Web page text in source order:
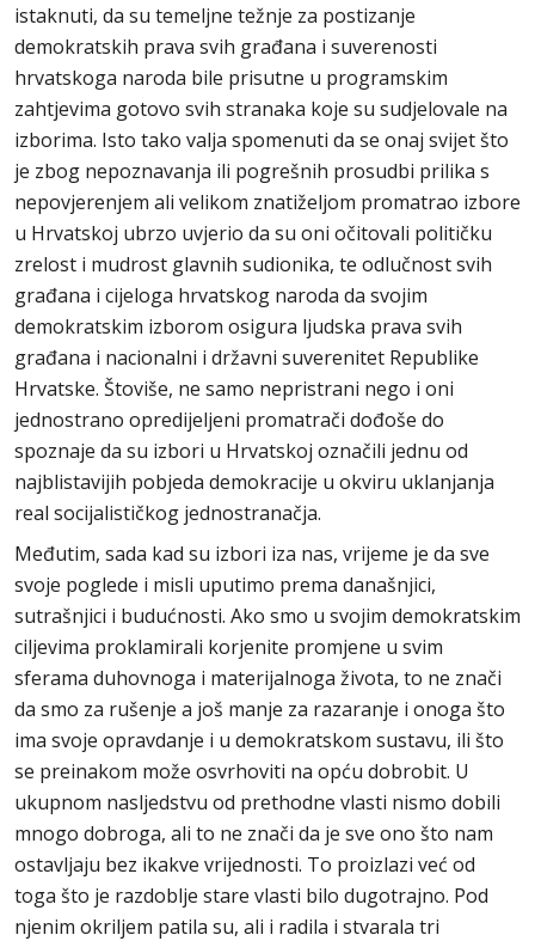
istaknuti, da su temeljne težnje za postizanje
demokratskih prava svih građana i suverenosti
hrvatskoga naroda bile prisutne u programskim
zahtjevima gotovo svih stranaka koje su sudjelovale na
izborima. Isto tako valja spomenuti da se onaj svijet što
je zbog nepoznavanja ili pogrešnih prosudbi prilika s
nepovjerenjem ali velikom znatiželjom promatrao izbore
u Hrvatskoj ubrzo uvjerio da su oni očitovali političku
zrelost i mudrost glavnih sudionika, te odlučnost svih
građana i cijeloga hrvatskog naroda da svojim
demokratskim izborom osigura ljudska prava svih
građana i nacionalni i državni suverenitet Republike
Hrvatske. Štoviše, ne samo nepristrani nego i oni
jednostrano opredijeljeni promatrači dođoše do
spoznaje da su izbori u Hrvatskoj označili jednu od
najblistavijih pobjeda demokracije u okviru uklanjanja
real socijalističkog jednostranačja.
Međutim, sada kad su izbori iza nas, vrijeme je da sve
svoje poglede i misli uputimo prema današnjici,
sutrašnjici i budućnosti. Ako smo u svojim demokratskim
ciljevima proklamirali korjenite promjene u svim
sferama duhovnoga i materijalnoga života, to ne znači
da smo za rušenje a još manje za razaranje i onoga što
ima svoje opravdanje i u demokratskom sustavu, ili što
se preinakom može osvrhoviti na opću dobrobit. U
ukupnom nasljedstvu od prethodne vlasti nismo dobili
mnogo dobroga, ali to ne znači da je sve ono što nam
ostavljaju bez ikakve vrijednosti. To proizlazi već od
toga što je razdoblje stare vlasti bilo dugotrajno. Pod
njenim okriljem patila su, ali i radila i stvarala tri